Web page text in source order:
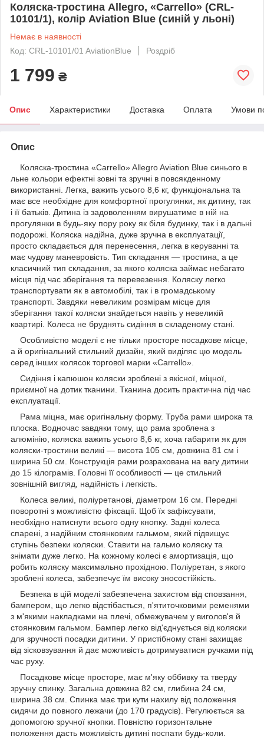
Коляска-тростина Allegro, «Carrello» (CRL-
10101/1), колір Aviation Blue (синій у льоні)
Немає в наявності
Код: CRL-10101/01 AviationBlue
Роздріб
1 799 ₴
Опис Характеристики Доставка Оплата Умови
Опис
Коляска-тростина «Carrello» Allegro Aviation Blue синього в
льне кольори ефектні зовні та зручні в повсякденному
використанні. Легка, важить усього 8,6 кг, функціональна та
має все необхідне для комфортної прогулянки, як дитину, так
і її батьків. Дитина із задоволенням вирушатиме в ній на
прогулянки в будь-яку пору року як біля будинку, так і в дальні
подорожі. Коляска надійна, дуже зручна в експлуатації,
просто складається для перенесення, легка в керуванні та
має чудову маневровість. Тип складання — тростина, а це
класичний тип складання, за якого коляска займає небагато
місця під час зберігання та перевезення. Коляску легко
транспортувати як в автомобілі, так і в громадському
транспорті. Завдяки невеликим розмірам місце для
зберігання такої коляски знайдеться навіть у невеликій
квартирі. Колеса не бруднять сидіння в складеному стані.
Особливістю моделі є не тільки просторе посадкове місце,
а й оригінальний стильний дизайн, який виділяє цю модель
серед інших колясок торгової марки «Carrello».
Сидіння і капюшон коляски зроблені з якісної, міцної,
приємної на дотик тканини. Тканина досить практична під час
експлуатації.
Рама міцна, має оригінальну форму. Труба рами широка та
плоска. Водночас завдяки тому, що рама зроблена з
алюмінію, коляска важить усього 8,6 кг, хоча габарити як для
коляски-тростини великі — висота 105 см, довжина 81 см і
ширина 50 см. Конструкція рами розрахована на вагу дитини
до 15 кілограмів. Головні її особливості — це стильний
зовнішній вигляд, надійність і легкість.
Колеса великі, поліуретанові, діаметром 16 см. Передні
поворотні з можливістю фіксації. Щоб їх зафіксувати,
необхідно натиснути всього одну кнопку. Задні колеса
спарені, з надійним стоянковим гальмом, який підвищує
ступінь безпеки коляски. Ставити на гальмо коляску та
знімати дуже легко. На кожному колесі є амортизація, що
робить коляску максимально прохідною. Поліуретан, з якого
зроблені колеса, забезпечує їм високу зносостійкість.
Безпека в цій моделі забезпечена захистом від сповзання,
бампером, що легко відстібається, п'ятиточковими ременями
з м'якими накладками на плечі, обмежувачем у виголов'я й
стоянковим гальмом. Бампер легко від'єднується від коляски
для зручності посадки дитини. У пристібному стані захищає
від зісковзування й дає можливість дотримуватися ручками під
час руху.
Посадкове місце просторе, має м'яку оббивку та тверду
зручну спинку. Загальна довжина 82 см, глибина 24 см,
ширина 38 см. Спинка має три кути нахилу від положення
сидячи до повного лежачи (до 170 градусів). Регулюється за
допомогою зручної кнопки. Повністю горизонтальне
положення дасть можливість дитині поспати будь-коли.